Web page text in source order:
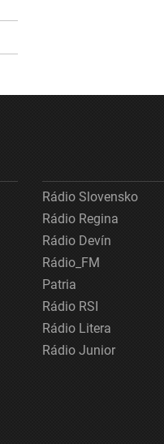
Rádio Slovensko
Rádio Regina
Rádio Devín
Rádio_FM
Patria
Rádio RSI
Rádio Litera
Rádio Junior